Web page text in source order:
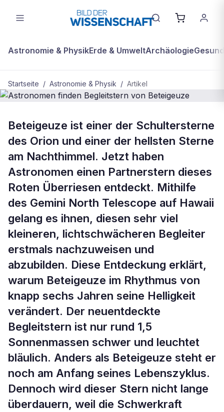
Astronomie & PhysikErde & UmweltArchäologie
Startseite / Astronomie & Physik / Artikel
Astronomen finden Begleitstern von
Beteigeuze
Beteigeuze ist einer der Schultersterne
des Orion und einer der hellsten Sterne
am Nachthimmel. Jetzt haben
Astronomen einen Partnerstern dieses
Roten Überriesen entdeckt. Mithilfe
des Gemini North Telescope auf Hawaii
gelang es ihnen, diesen sehr viel
kleineren, lichtschwächeren Begleiter
erstmals nachzuweisen und
abzubilden. Diese Entdeckung erklärt,
warum Beteigeuze im Rhythmus von
knapp sechs Jahren seine Helligkeit
verändert. Der neuentdeckte
Begleitstern ist nur rund 1,5
Sonnenmassen schwer und leuchtet
bläulich. Anders als Beteigeuze steht er
noch am Anfang seines Lebenszyklus.
Dennoch wird dieser Stern nicht lange
überdauern, weil die Schwerkraft